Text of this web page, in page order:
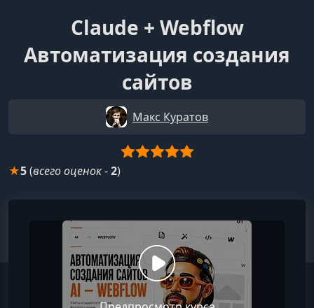
Claude + Webflow
Автоматизация создания
сайтов
Макс Куратов
★5(всего оценок-2)